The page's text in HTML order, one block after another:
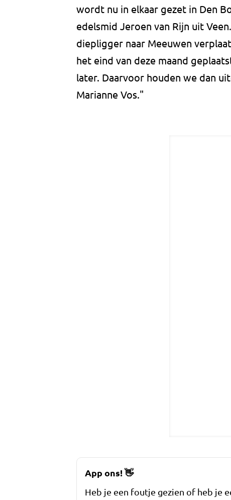
wordt nu in elkaar gezet in Den
edelsmid Jeroen van Rijn uit
diepligger naar Meeuwen
het eind van deze maand
later. Daarvoor houden we dan
Marianne Vos."
App ons!👋
Heb je een foutje gezien of heb je